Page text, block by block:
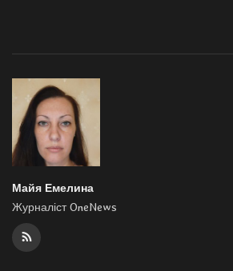
Майя Емелина
Журналіст OneNews